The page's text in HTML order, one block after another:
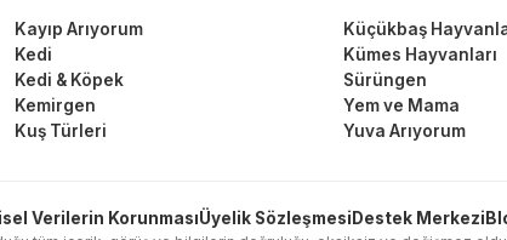
Kayıp Arıyorum
Kedi
Kedi & Köpek
Kemirgen
Kuş Türleri
Küçükbaş
Kümes Hayvanları
Sürüngen
Yem ve Mama
Yuva Arıyorum
Verilerin KorunmasıÜyelik SözleşmesiDestek Merkezi